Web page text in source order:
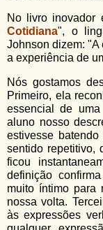
e
b
s
c
a
No livro inovador
Cotidiana", o
Johnson dizem: "A
a experiência de
Nós gostamos
Primeiro, ela
essencial de
aluno nosso
estivesse
sentido repetitivo,
ficou
definição
muito íntimo para
nossa volta.
às expressões